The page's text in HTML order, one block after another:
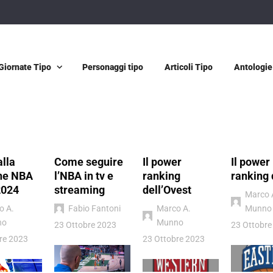
Tipo Personaggi tipo Articoli Tipo
NBA
A.
2023
Come seguire
l’NBA in tv e
streaming
Fabio Fantoni
23 Ottobre 2023
Il power
ranking
dell’Ovest
Marco A.
Munno
23 Ottobre 2023
Il power
ranking
Marco
Munno
23